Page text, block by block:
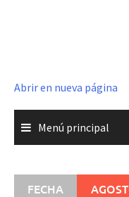
Abrir en nueva página
Menú principal
FECHA